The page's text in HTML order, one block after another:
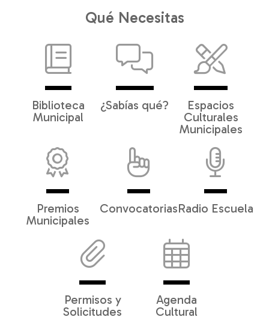
Qué Necesitas
Biblioteca
Municipal
¿Sabías qué?
Espacios
Culturales
Municipales
Premios
Municipales
ConvocatoriasRadio Escuela
Permisos y
Solicitudes
Agenda
Cultural